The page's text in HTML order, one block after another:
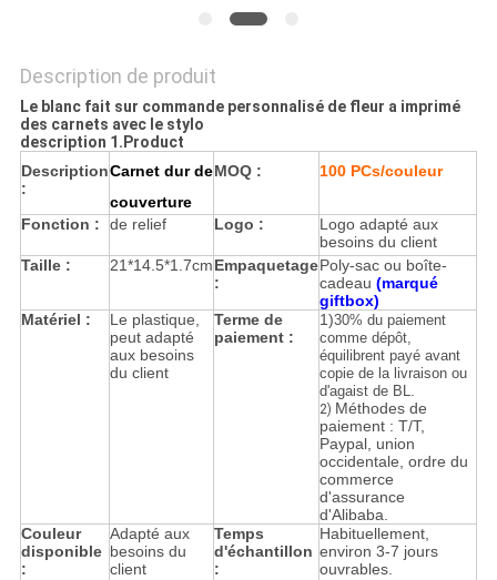
Description de produit
Le blanc fait sur commande personnalisé de fleur a imprimé
des carnets avec le stylo
description 1.Product
Description
:
Carnet dur de
couverture
MOQ : 100 PCs/couleur
Fonction : de relief Logo :
Logo adapté aux
besoins du client
Taille :
21*14.5*1.7cmEmpaquetage
:
Poly-sac ou boîte-
cadeau (marqué
giftbox)
Matériel :
Le plastique,
peut adapté
aux besoins
du client
Terme de
paiement :
1)30% du paiement
comme dépôt,
équilibrent payé avant
copie de la livraison ou
d'agaist de BL.
2) Méthodes de
paiement : T/T,
Paypal, union
occidentale, ordre du
commerce
d'assurance
d'Alibaba.
Couleur
disponible
:
Adapté aux
besoins du
client
Temps
d'échantillon
:
Habituellement,
environ 3-7 jours
ouvrables.